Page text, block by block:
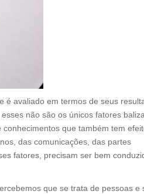
é avaliado em termos de seus
não são os únicos fatores
que também tem
das comunicações, das partes
fatores, precisam ser bem
que se trata de pessoas e